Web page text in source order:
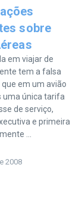
sobre
em viajar de
tem a falsa
em um avião
uma única tarifa
de serviço,
e primeira
...
2008